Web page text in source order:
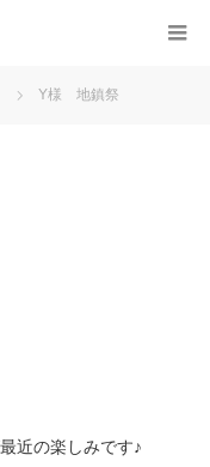
Y様 地鎮祭
近の楽しみです♪